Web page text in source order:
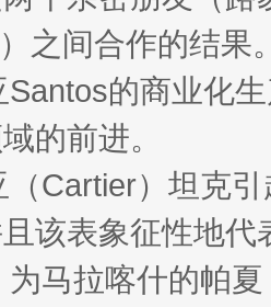
之间合作的结果
Santos的商业化
的前进。
（Cartier）坦克
该表象征性地代
马拉喀什的帕